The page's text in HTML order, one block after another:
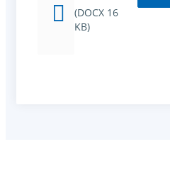
(DOCX 16
KB)